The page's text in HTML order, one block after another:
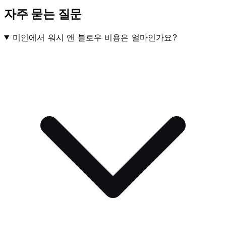
자주 묻는 질문
미인에서 워시 앤 블로우 비용은 얼마인가요?